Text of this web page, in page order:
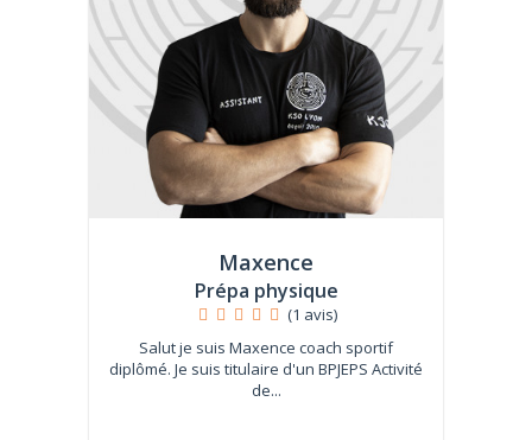
Maxence
Prépa physique
(1 avis)
Salut je suis Maxence coach sportif
diplômé. Je suis titulaire d'un BPJEPS Activité
de...